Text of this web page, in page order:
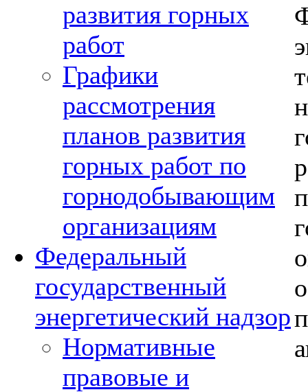
развития горных
работ
Графики
рассмотрения
планов развития
горных работ по
горнодобывающим
организациям
Федеральный
государственный
энергетический надзор
Нормативные
правовые и